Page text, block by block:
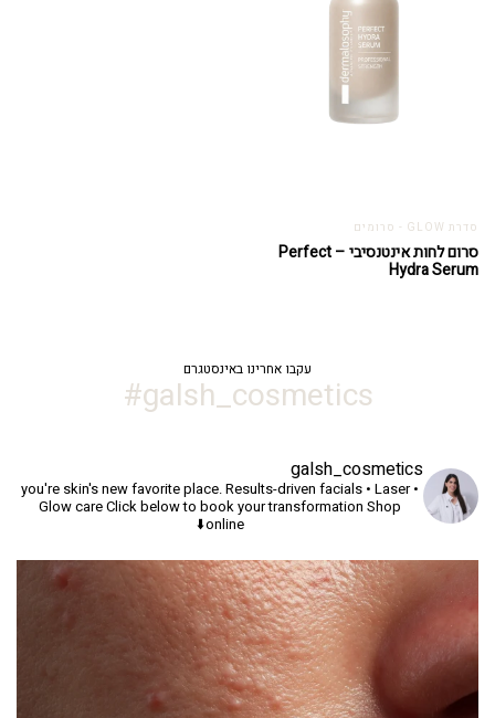
סדרת GLOW - סרומים
סרום לחות אינטנסיבי – Perfect
Hydra Serum
עקבו אחרינו באינסטגרם
galsh_cosmetics#
galsh_cosmetics
you're skin's new favorite place.Results-driven facials • Laser •
Glow careClick below to book your transformation Shop
online⬇️